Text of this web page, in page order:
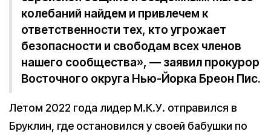
колебаний найдем и привлечем к
ответственности тех, кто угрожает
безопасности и свободам всех членов
нашего сообщества», — заявил прокурор
Восточного округа Нью-Йорка Бреон Пис.
Летом 2022 года лидер М.К.У. отправился в
Бруклин, где остановился у своей бабушки по